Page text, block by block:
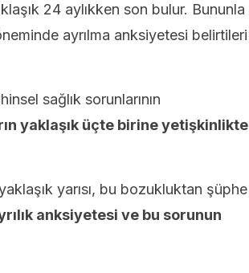
24 aylıkken son bulur. Bununla
ayrılma anksiyetesi belirtileri
sağlık sorunlarının
yaklaşık üçte birine yetişkinlikte
yarısı, bu bozukluktan şüphe
anksiyetesi ve bu sorunun